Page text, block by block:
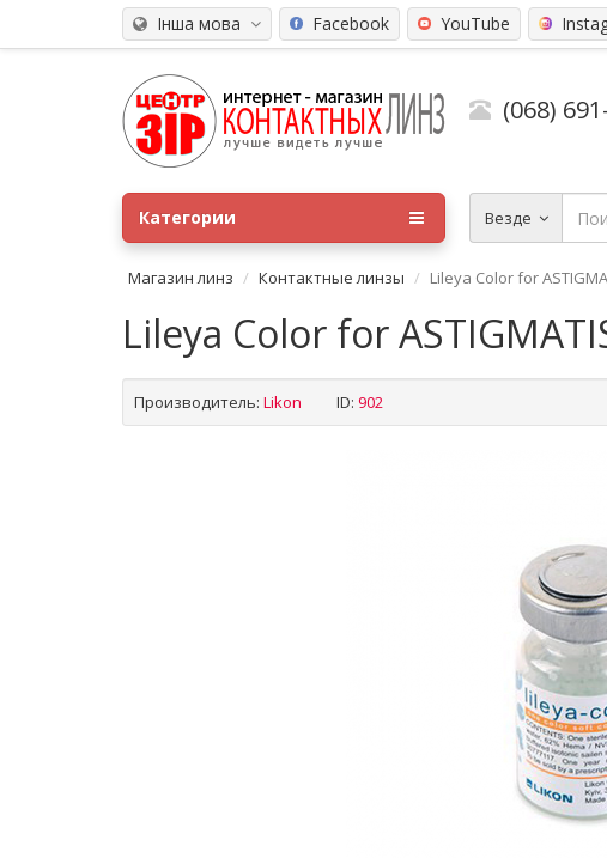
Інша мова Facebook YouTube
(068)
Везде
Категории
Магазин линз Контактные линзы Lileya Color for
Lileya Color for
Производитель: Likon ID: 902